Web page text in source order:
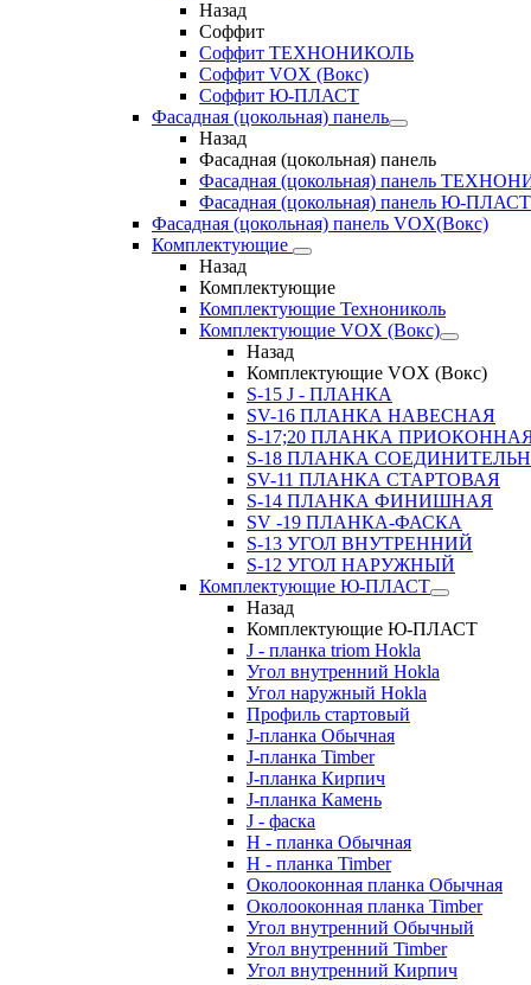
Назад
Соффит
Соффит ТЕХНОНИКОЛЬ
Соффит VOX (Вокс)
Соффит Ю-ПЛАСТ
Фасадная (цокольная) панель
Назад
Фасадная (цокольная) панель
Фасадная (цокольная) панель
Фасадная (цокольная) панель Ю-ПЛАСТ
Фасадная (цокольная) панель VOX(Вокс)
Комплектующие
Назад
Комплектующие
Комплектующие Технониколь
Комплектующие VOX (Вокс)
Назад
Комплектующие VOX (Вокс)
S-15 J - ПЛАНКА
SV-16 ПЛАНКА НАВЕСНАЯ
S-17;20 ПЛАНКА
S-18 ПЛАНКА
SV-11 ПЛАНКА СТАРТОВАЯ
S-14 ПЛАНКА ФИНИШНАЯ
SV -19 ПЛАНКА-ФАСКА
S-13 УГОЛ ВНУТРЕННИЙ
S-12 УГОЛ НАРУЖНЫЙ
Комплектующие Ю-ПЛАСТ
Назад
Комплектующие Ю-ПЛАСТ
J - планка triom Hokla
Угол внутренний Hokla
Угол наружный Hokla
Профиль стартовый
J-планка Обычная
J-планка Timber
J-планка Кирпич
J-планка Камень
J - фаска
Н - планка Обычная
Н - планка Timber
Околооконная планка Обычная
Околооконная планка Timber
Угол внутренний Обычный
Угол внутренний Timber
Угол внутренний Кирпич